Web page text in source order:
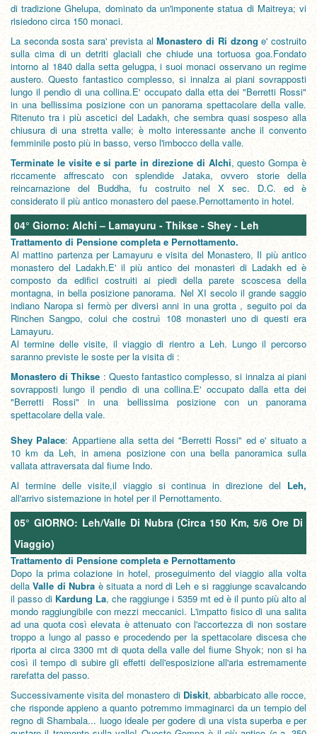
di tradizione Ghelupa, dominato da un'imponente statua di Maitreya; vi
risiedono circa 150 monaci.
La seconda sosta sara' prevista alMonastero di Ri dzonge' costruito
sulla cima di un detriti glaciali che chiude una tortuosa goa.Fondato
intorno al 1840 dalla setta gelugpa, i suoi monaci osservano un regime
austero. Questo fantastico complesso, si innalza ai piani sovrapposti
lungo il pendio di una collina.E' occupato dalla etta dei "Berretti Rossi"
in una bellissima posizione con un panorama spettacolare della valle.
Ritenuto tra i più ascetici del Ladakh, che sembra quasi sospeso alla
chiusura di una stretta valle; è molto interessante anche il convento
femminile posto più in basso, verso l'imbocco della valle.
Terminate le visite e si parte in direzione di Alchi, questo Gompa è
riccamente affrescato con splendide Jataka, ovvero storie della
reincarnazione del Buddha, fu costruito nel X sec. D.C. ed è
considerato il più antico monastero del paese.Pernottamento in hotel.
04° Giorno: Alchi – Lamayuru - Thikse - Shey - Leh
Trattamento di Pensione completa e Pernottamento.
Al mattino partenza per Lamayuru e visita del Monastero, Il più antico
monastero del Ladakh.E' il più antico dei monasteri di Ladakh ed è
composto da edifici costruiti ai piedi della parete scoscesa della
montagna, in bella posizione panorama. Nel XI secolo il grande saggio
indiano Naropa si fermò per diversi anni in una grotta , seguito poi da
Rinchen Sangpo, colui che costruì 108 monasteri uno di questi era
Lamayuru.
Al termine delle visite, il viaggio di rientro a Leh. Lungo il percorso
saranno previste le soste per la visita di :
Monastero di Thikse : Questo fantastico complesso, si innalza ai piani
sovrapposti lungo il pendio di una collina.E' occupato dalla etta dei
"Berretti Rossi" in una bellissima posizione con un panorama
spettacolare della vale.
Shey Palace: Appartiene alla setta dei "Berretti Rossi" ed e' situato a
10 km da Leh, in amena posizione con una bella panoramica sulla
vallata attraversata dal fiume Indo.
Al termine delle visite,il viaggio si continua in direzione delLeh,
all'arrivo sistemazione in hotel per il Pernottamento.
05° GIORNO: Leh/Valle Di Nubra (Circa 150 Km, 5/6 Ore Di
Viaggio)
Trattamento di Pensione completa e Pernottamento
Dopo la prima colazione in hotel, proseguimento del viaggio alla volta
dellaValle di Nubraè situata a nord di Leh e si raggiunge scavalcando
il passo diKardung La, che raggiunge i 5359 mt ed è il punto più alto al
mondo raggiungibile con mezzi meccanici. L'impatto fisico di una salita
ad una quota così elevata è attenuato con l'accortezza di non sostare
troppo a lungo al passo e procedendo per la spettacolare discesa che
riporta ai circa 3300 mt di quota della valle del fiume Shyok; non si ha
così il tempo di subire gli effetti dell'esposizione all'aria estremamente
rarefatta del passo.
Successivamente visita del monastero di Diskit, abbarbicato alle rocce,
che risponde appieno a quanto potremmo immaginarci da un tempio del
regno di Shambala... luogo ideale per godere di una vista superba e per